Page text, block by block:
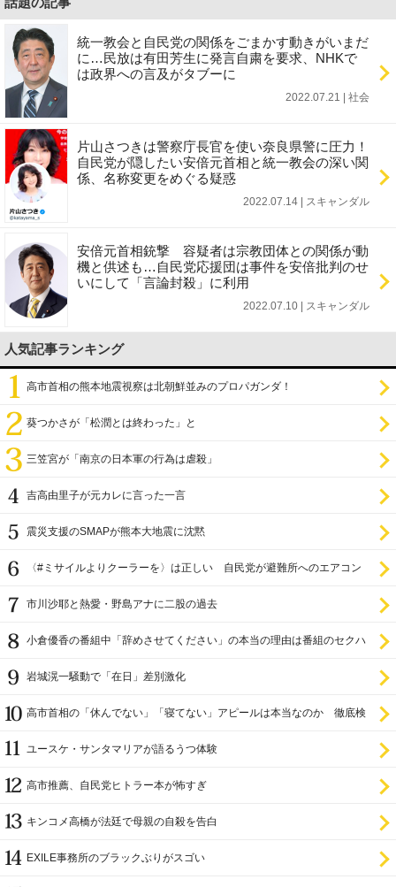
話題の記事
統一教会と自民党の関係をごまかす動きがいまだ
に…民放は有田芳生に発言自粛を要求、NHKで
は政界への言及がタブーに
2022.07.21 | 社会
片山さつきは警察庁長官を使い奈良県警に圧力！
自民党が隠したい安倍元首相と統一教会の深い関
係、名称変更をめぐる疑惑
2022.07.14 | スキャンダル
安倍元首相銃撃 容疑者は宗教団体との関係が動
機と供述も…自民党応援団は事件を安倍批判のせ
いにして「言論封殺」に利用
2022.07.10 | スキャンダル
人気記事ランキング
高市首相の熊本地震視察は北朝鮮並みのプロパガンダ！
葵つかさが「松潤とは終わった」と
三笠宮が「南京の日本軍の行為は虐殺」
吉高由里子が元カレに言った一言
震災支援のSMAPが熊本大地震に沈黙
〈#ミサイルよりクーラーを〉は正しい 自民党が避難所へのエアコン
市川沙耶と熱愛・野島アナに二股の過去
小倉優香の番組中「辞めさせてください」の本当の理由は番組のセクハ
岩城滉一騒動で「在日」差別激化
高市首相の「休んでない」「寝てない」アピールは本当なのか 徹底検
ユースケ・サンタマリアが語るうつ体験
高市推薦、自民党ヒトラー本が怖すぎ
キンコメ高橋が法廷で母親の自殺を告白
EXILE事務所のブラックぶりがスゴい